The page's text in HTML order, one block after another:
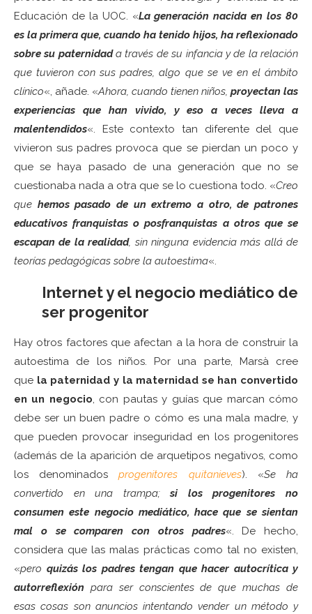
Educación de la UOC. «La generación nacida en los 80
es la primera que, cuando ha tenido hijos, ha reflexionado
sobre su paternidada través de su infancia y de la relación
que tuvieron con sus padres, algo que se ve en el ámbito
clínico«, añade. «Ahora, cuando tienen niños, proyectan las
experiencias que han vivido, y eso a veces lleva a
malentendidos«. Este contexto tan diferente del que
vivieron sus padres provoca que se pierdan un poco y
que se haya pasado de una generación que no se
cuestionaba nada a otra que se lo cuestiona todo. «Creo
que hemos pasado de un extremo a otro, de patrones
educativos franquistas o posfranquistas a otros que se
escapan de la realidad, sin ninguna evidencia más allá de
teorías pedagógicas sobre la autoestima«.
Internet y el negocio mediático de
ser progenitor
Hay otros factores que afectan a la hora de construir la
autoestima de los niños. Por una parte, Marsà cree
que la paternidad y la maternidad se han convertido
en un negocio, con pautas y guías que marcan cómo
debe ser un buen padre o cómo es una mala madre, y
que pueden provocar inseguridad en los progenitores
(además de la aparición de arquetipos negativos, como
los denominadosprogenitores quitanieves). «Se ha
convertido en una trampa;si los progenitores no
consumen este negocio mediático, hace que se sientan
mal o se comparen con otros padres«. De hecho,
considera que las malas prácticas como tal no existen,
«pero quizás los padres tengan que hacer autocrítica y
autorreflexión para ser conscientes de que muchas de
esas cosas son anuncios intentando vender un método y